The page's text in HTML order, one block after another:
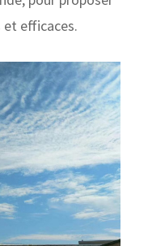
efficaces.